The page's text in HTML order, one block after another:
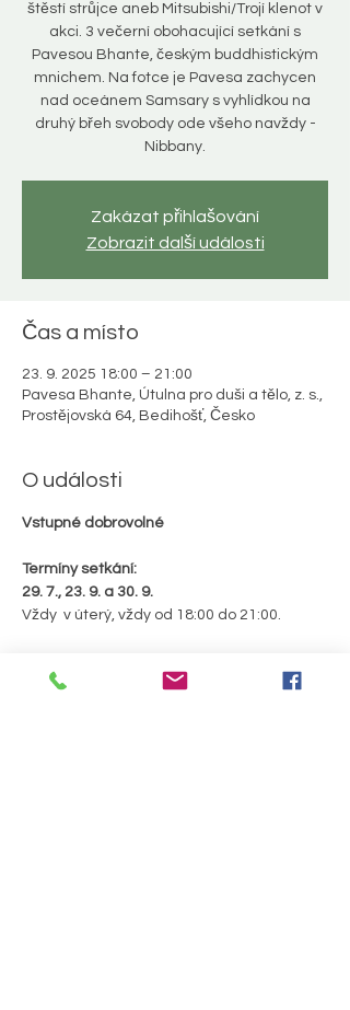
štěstí strůjce aneb Mitsubishi/Trojí klenot v
akci. 3 večerní obohacující setkání s
Pavesou Bhante, českým buddhistickým
mnichem. Na fotce je Pavesa zachycen
nad oceánem Samsary s vyhlídkou na
druhý břeh svobody ode všeho navždy -
Nibbany.
Zakázat přihlašování
Zobrazit další události
Čas a místo
23. 9. 2025 18:00 – 21:00
Pavesa Bhante, Útulna pro duši a tělo, z. s.,
Prostějovská 64, Bedihošť, Česko
O události
Vstupné dobrovolné
Termíny setkání:
29. 7., 23. 9. a 30. 9.
Vždy  v úterý, vždy od 18:00 do 21:00.
klikni na tlačítko "registrace".